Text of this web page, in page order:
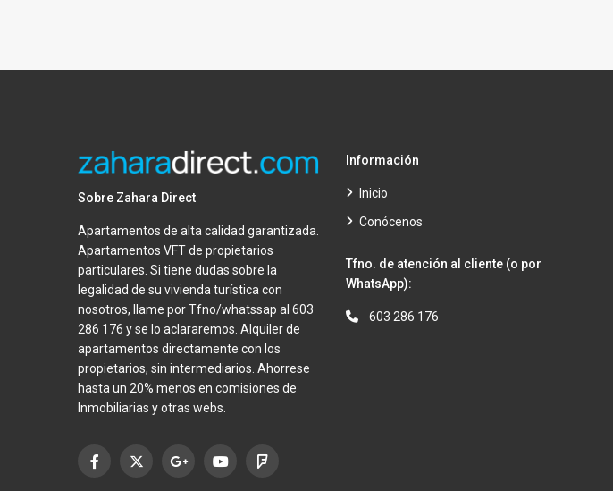
Sobre Zahara Direct
Apartamentos de alta calidad garantizada.
Apartamentos VFT de propietarios
particulares. Si tiene dudas sobre la
legalidad de su vivienda turística con
nosotros, llame por Tfno/whatssap al 603
286 176 y se lo aclararemos. Alquiler de
apartamentos directamente con los
propietarios, sin intermediarios. Ahorrese
hasta un 20% menos en comisiones de
Inmobiliarias y otras webs.
Información
Inicio
Conócenos
Tfno. de atención al cliente (o por
WhatsApp):
603 286 176